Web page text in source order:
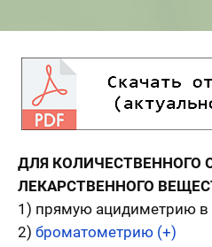
ДЛЯ КОЛИЧЕСТВЕННОГО
ЛЕКАРСТВЕННОГО
1) прямую ацидиметрию в
2) броматометрию (+)